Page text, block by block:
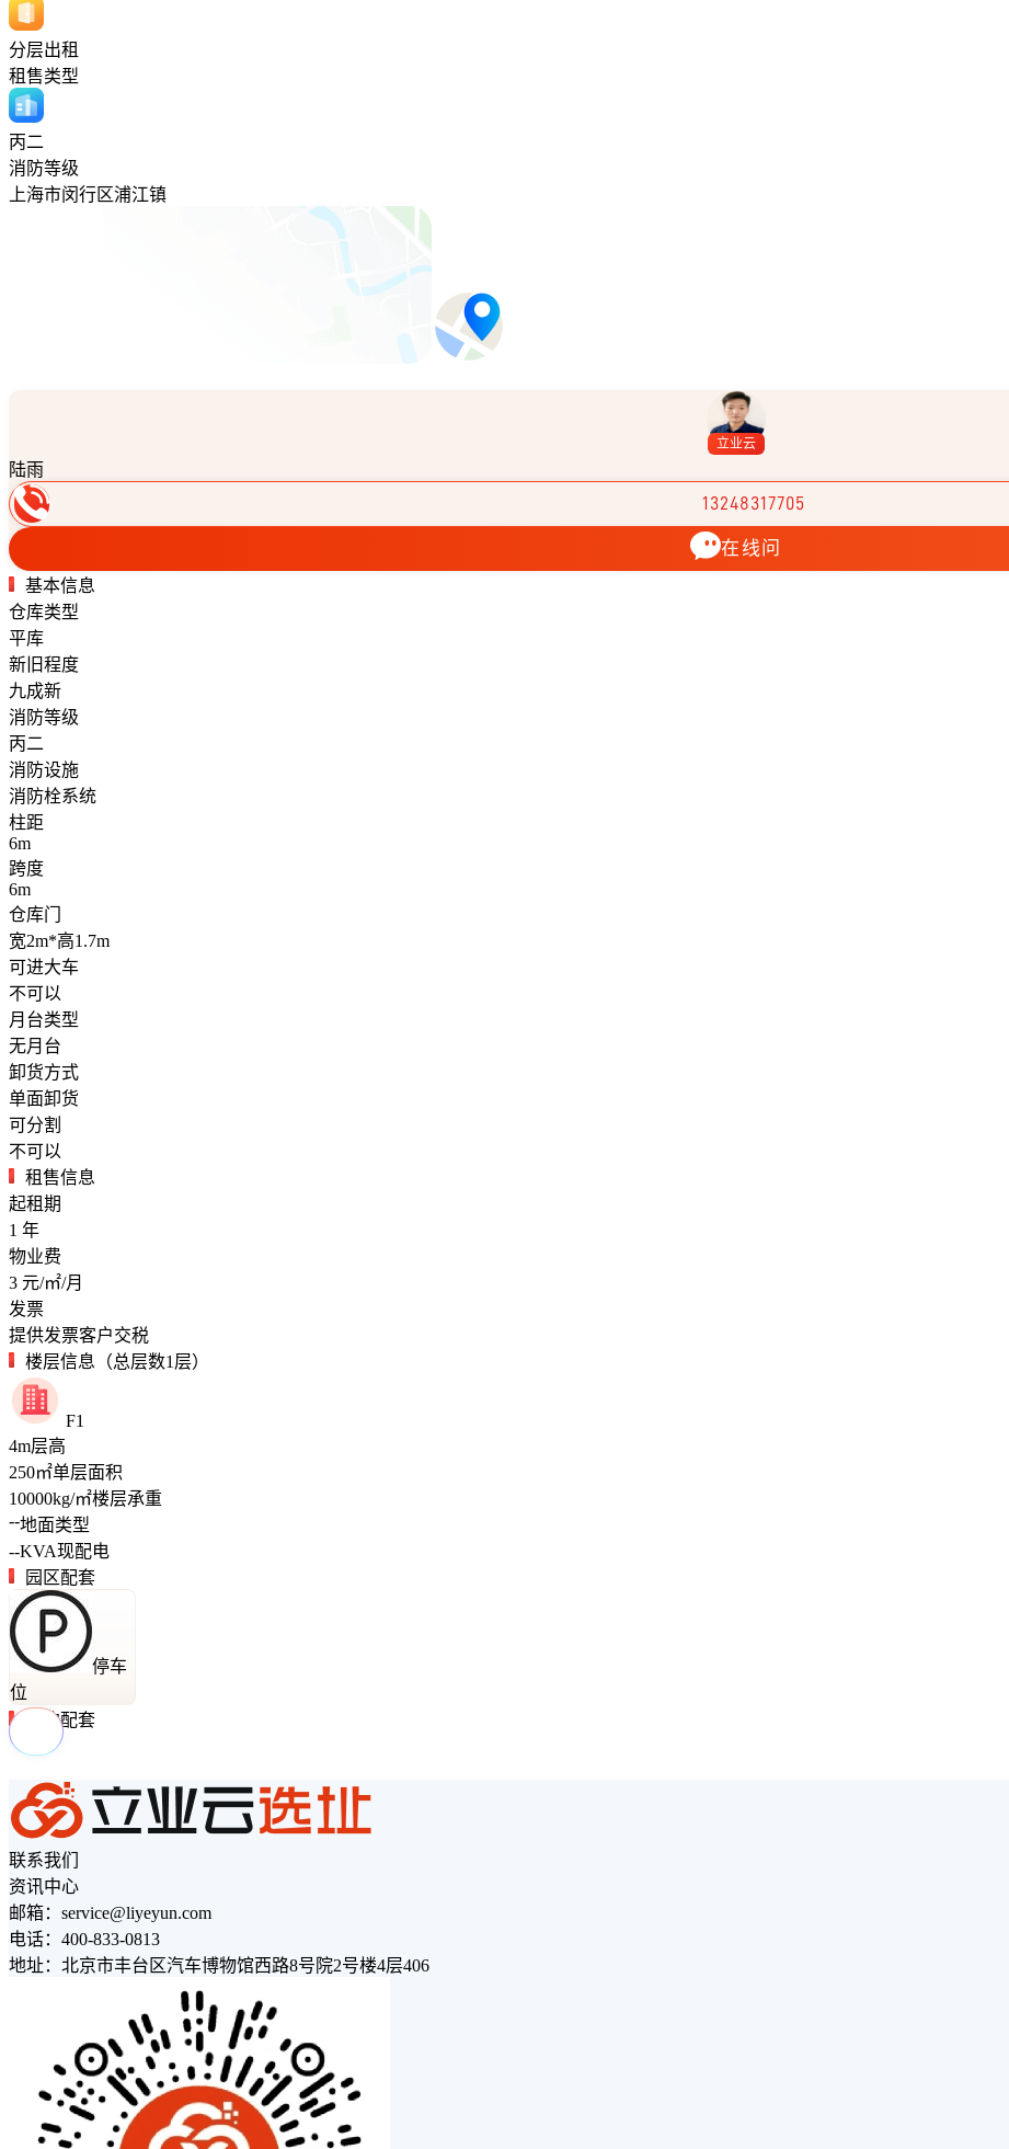
分层出租
租售类型
丙二
消防等级
上海市闵行区浦江镇
立业云
陆雨
13248317705
在线问
基本信息
仓库类型
平库
新旧程度
九成新
消防等级
丙二
消防设施
消防栓系统
柱距
6m
跨度
6m
仓库门
宽2m*高1.7m
可进大车
不可以
月台类型
无月台
卸货方式
单面卸货
可分割
不可以
租售信息
起租期
1 年
物业费
3 元/㎡/月
发票
提供发票客户交税
楼层信息（总层数1层）
F1
4m层高
250㎡单层面积
10000kg/㎡楼层承重
--地面类型
--KVA现配电
园区配套
停车
位
周边配套
联系我们
资讯中心
邮箱：service@liyeyun.com
电话：400-833-0813
地址：北京市丰台区汽车博物馆西路8号院2号楼4层406